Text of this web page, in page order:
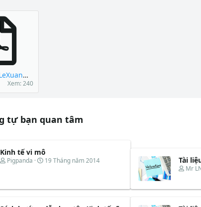
Workshop_LeXuanNghia.pdf
Xem: 240
tự bạn quan tâm
Kinh tế vi mô
T
a
Pigpanda
N
b
19 Tháng năm 2014 Tài
T
e
Mr